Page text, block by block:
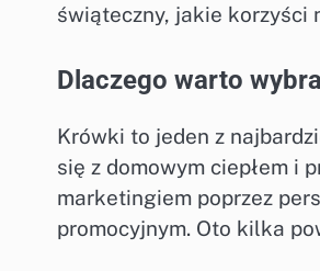
świąteczny, jakie korzyści
Dlaczego warto
Krówki to jeden z
się z domowym ciepłem i
marketingiem poprzez
promocyjnym. Oto kilka